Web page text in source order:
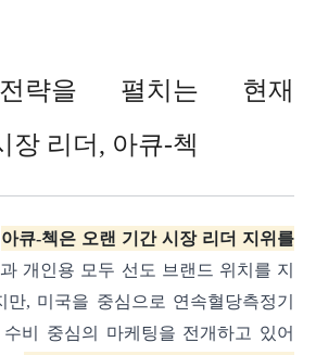
략을 펼치는 현재
장 리더, 아큐-첵
아큐-첵은 오랜 기간 시장 리더 지위를
개인용 모두 선도 브랜드 위치를 지
, 미국을 중심으로 연속혈당측정기
비 중심의 마케팅을 전개하고 있어